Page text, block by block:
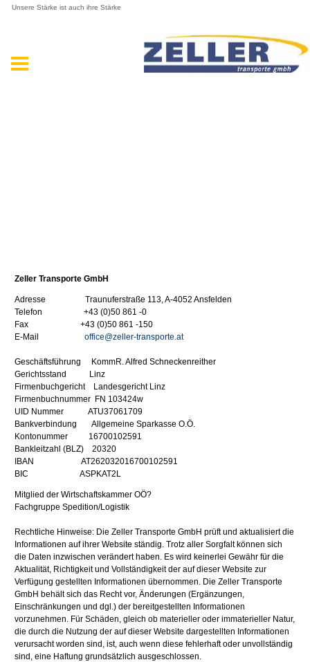
Unsere Stärke ist auch ihre Stärke
Zeller Transporte GmbH
Adresse Traunuferstraße 113, A-4052 Ansfelden
Telefon +43 (0)50 861 -0
Fax +43 (0)50 861 -150
E-Mail office@zeller-transporte.at
Geschäftsführung KommR. Alfred Schneckenreither
Gerichtsstand Linz
Firmenbuchgericht Landesgericht Linz
Firmenbuchnummer FN 103424w
UID Nummer ATU37061709
Bankverbindung Allgemeine Sparkasse O.Ö.
Kontonummer 16700102591
Bankleitzahl (BLZ) 20320
IBAN AT262032016700102591
BIC ASPKAT2L
Mitglied der Wirtschaftskammer OÖ?
Fachgruppe Spedition/Logistik
Rechtliche Hinweise: Die Zeller Transporte GmbH prüft und aktualisiert die
Informationen auf ihrer Website ständig. Trotz aller Sorgfalt können sich
die Daten inzwischen verändert haben. Es wird keinerlei Gewähr für die
Aktualität, Richtigkeit und Vollständigkeit der auf dieser Website zur
Verfügung gestellten Informationen übernommen. Die Zeller Transporte
GmbH behält sich das Recht vor, Änderungen (Ergänzungen,
Einschränkungen und dgl.) der bereitgestellten Informationen
vorzunehmen. Für Schäden, gleich ob materieller oder immaterieller Natur,
die durch die Nutzung der auf dieser Website dargestellten Informationen
verursacht worden sind, ist, auch wenn diese fehlerhaft oder unvollständig
sind, eine Haftung grundsätzlich ausgeschlossen.